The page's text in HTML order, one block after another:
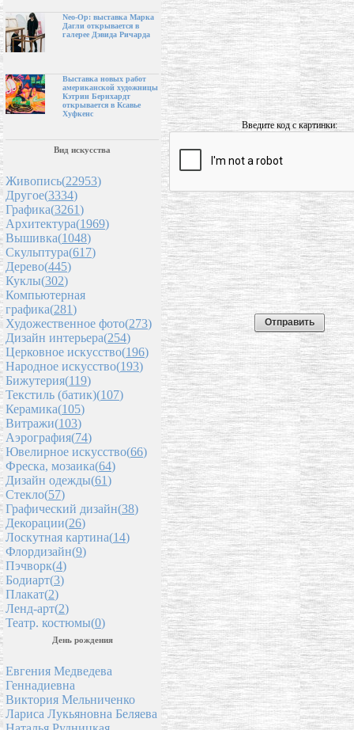
Neo-Op: выставка Марка
Дагли открывается в
галерее Дэвида Ричарда
Выставка новых работ
американской художницы
Кэтрин Бернхардт
открывается в Ксавье
Хуфкенс
Вид искусства
Живопись(22953)
Другое(3334)
Графика(3261)
Архитектура(1969)
Вышивка(1048)
Скульптура(617)
Дерево(445)
Куклы(302)
Компьютерная
графика(281)
Художественное фото(273)
Дизайн интерьера(254)
Церковное искусство(196)
Народное искусство(193)
Бижутерия(119)
Текстиль (батик)(107)
Керамика(105)
Витражи(103)
Аэрография(74)
Ювелирное искусство(66)
Фреска, мозаика(64)
Дизайн одежды(61)
Стекло(57)
Графический дизайн(38)
Декорации(26)
Лоскутная картина(14)
Флордизайн(9)
Пэчворк(4)
Бодиарт(3)
Плакат(2)
Ленд-арт(2)
Театр. костюмы(0)
День рождения
Евгения Медведева
Геннадиевна
Виктория Мельниченко
Лариса Лукьяновна Беляева
Введите код с картинки: